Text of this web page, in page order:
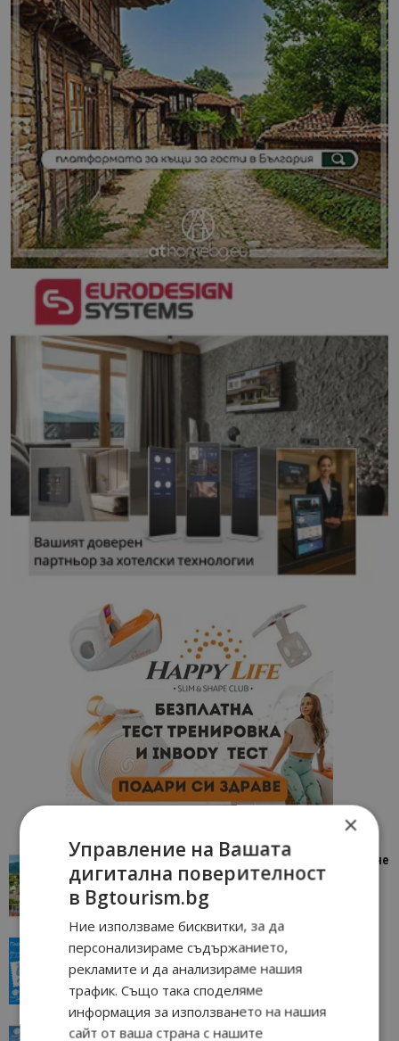
“Пощенска картичка от…”: Петрич – Изживяване
отвъд очакваното
Петрич 11/07/2026 11:22
“Пощенска картичка от…”: Пловдив, градът на
Пловдив 23/06/2026 10:00
“Пощенска картичка от…”: Перник – град на
×
Управление на Вашата
дигитална поверителност
в Bgtourism.bg
Ние използваме бисквитки, за да
персонализираме съдържанието,
рекламите и да анализираме нашия
трафик. Също така споделяме
информация за използването на нашия
сайт от ваша страна с нашите